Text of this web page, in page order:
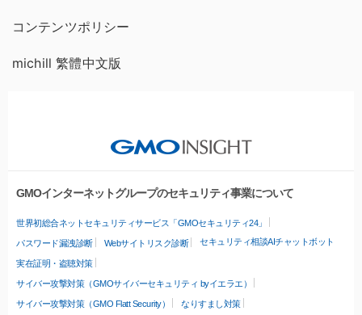
コンテンツポリシー
michill 繁體中文版
GMOインターネットグループのセキュリティ事業について
世界初総合ネットセキュリティサービス「GMOセキュリティ24」
パスワード漏洩診断 Webサイトリスク診断 セキュリティ相談AIチャットボット
実在証明・盗聴対策
サイバー攻撃対策（GMOサイバーセキュリティ byイエラエ）
サイバー攻撃対策（GMO Flatt Security）
なりすまし対策